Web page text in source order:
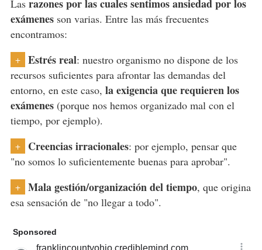
Las razones por las cuales sentimos ansiedad por los
exámenesson varias. Entre las más frecuentes
encontramos:
+ Estrés real: nuestro organismo no dispone de los
recursos suficientes para afrontar las demandas del
entorno, en este caso, la exigencia que requieren los
exámenes(porque nos hemos organizado mal con el
tiempo, por ejemplo).
+ Creencias irracionales: por ejemplo, pensar que
"no somos lo suficientemente buenas para aprobar".
+ Mala gestión/organización del tiempo, que origina
esa sensación de "no llegar a todo".